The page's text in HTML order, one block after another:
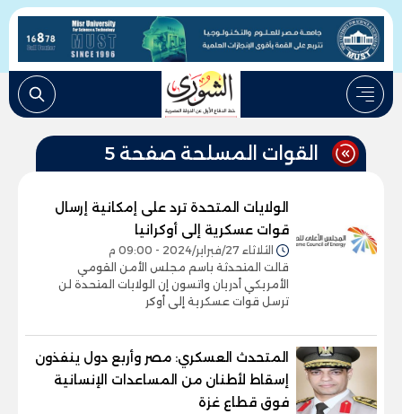
القوات المسلحة صفحة 5
الولايات المتحدة ترد على إمكانية إرسال
قوات عسكرية إلى أوكرانيا
الثلاثاء 27/فبراير/2024 - 09:00 م
قالت المتحدثة باسم مجلس الأمن القومي
الأمريكي أدريان واتسون إن الولايات المتحدة لن
ترسل قوات عسكرية إلى أوكر
المتحدث العسكري: مصر وأربع دول ينفذون
إسقاط لأطنان من المساعدات الإنسانية
فوق قطاع غزة